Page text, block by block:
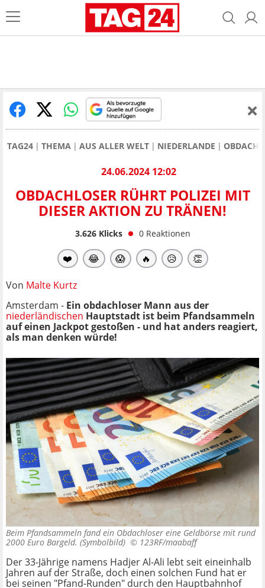
TAG24 THEMA AUS ALLER WELT NIEDERLANDE
24.06.2024 12:02
OBDACHLOSER RÜHRT POLIZEI MIT
DIESER AKTION ZU TRÄNEN!
3.626Klicks 0 Reaktionen
❤️ 😂 😱 🔥 😥 👏
Von Malte Kurtz
Amsterdam - Ein obdachloser Mann aus der
niederländischen Hauptstadt ist beim Pfandsammeln
auf einen Jackpot gestoßen - und hat anders reagiert,
als man denken würde!
Beim Pfandsammeln fand ein Obdachloser eine Geldbörse mit rund
2000 Euro Bargeld. (Symbolbild) © 123RF/maabaff
Der 33-Jährige namens Hadjer Al-Ali lebt seit eineinhalb
Jahren auf der Straße, doch einen solchen Fund hat er
bei seinen "Pfand-Runden" durch den Hauptbahnhof